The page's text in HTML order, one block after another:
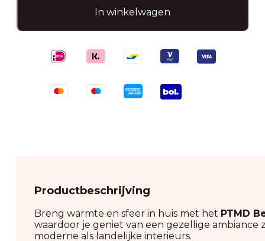
aantal
In winkelwagen
Productbeschrijving
Breng warmte en sfeer in huis met het PTMD
waardoor je geniet van een gezellige
moderne als landelijke interieurs.